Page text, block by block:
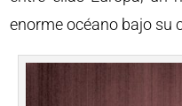
enorme océano bajo su